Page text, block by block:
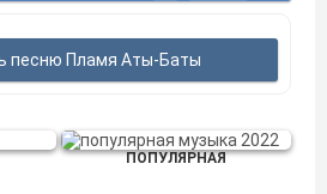
песню Пламя Аты-Баты
ПОПУЛЯРНАЯ